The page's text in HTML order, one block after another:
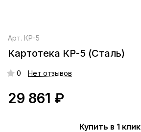
Арт. КР-5
Картотека КР-5 (Сталь)
0 Нет отзывов
29 861 ₽
Купить в 1 клик